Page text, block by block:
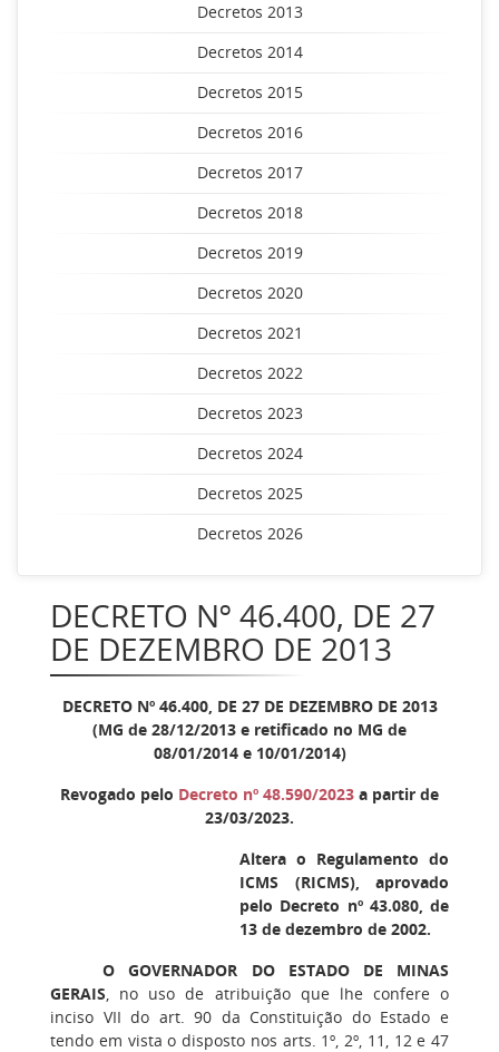
Decretos 2013
Decretos 2014
Decretos 2015
Decretos 2016
Decretos 2017
Decretos 2018
Decretos 2019
Decretos 2020
Decretos 2021
Decretos 2022
Decretos 2023
Decretos 2024
Decretos 2025
Decretos 2026
DECRETO Nº 46.400, DE 27
DE DEZEMBRO DE 2013
DECRETO Nº 46.400, DE 27 DE DEZEMBRO DE 2013
(MG de 28/12/2013 e retificado no MG de
08/01/2014 e 10/01/2014)
Revogado pelo Decreto nº 48.590/2023 a partir de
23/03/2023.
Altera o Regulamento do
ICMS (RICMS), aprovado
pelo Decreto nº 43.080, de
13 de dezembro de 2002.
O GOVERNADOR DO ESTADO DE MINAS
GERAIS, no uso de atribuição que lhe confere o
inciso VII do art. 90 da Constituição do Estado e
tendo em vista o disposto nos arts. 1º, 2º, 11, 12 e 47